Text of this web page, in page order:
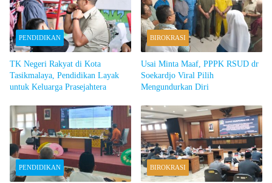
PENDIDIKAN
TK Negeri Rakyat di Kota
Tasikmalaya, Pendidikan Layak
untuk Keluarga Prasejahtera
BIROKRASI
Usai Minta Maaf, PPPK RSUD dr
Soekardjo Viral Pilih
Mengundurkan Diri
PENDIDIKAN BIROKRASI